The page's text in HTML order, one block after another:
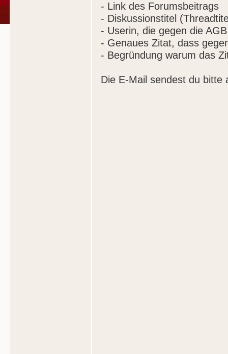
- Link des Forumsbeitrags
- Diskussionstitel
- Userin, die gegen die
- Genaues Zitat, dass
- Begründung warum das
Die E-Mail sendest du bitte